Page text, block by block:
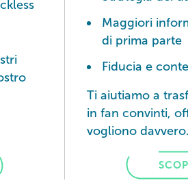
Maggiori
di prima parte
Fiducia e
Ti aiutiamo a
in fan convinti,
vogliono davvero.